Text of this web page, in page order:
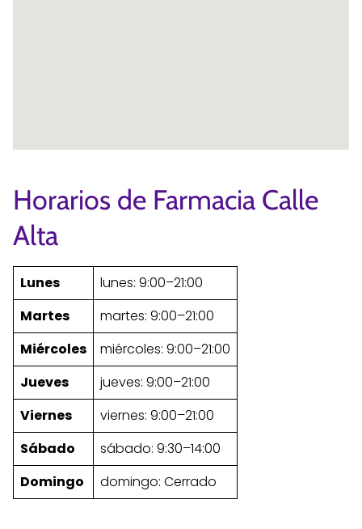
Horarios de Farmacia Calle
Alta
Lunes
lunes: 9:00–21:00
Martes
martes: 9:00–21:00
Miércoles
miércoles: 9:00–21:00
Jueves
jueves: 9:00–21:00
Viernes
viernes: 9:00–21:00
Sábado
sábado: 9:30–14:00
Domingo
domingo: Cerrado